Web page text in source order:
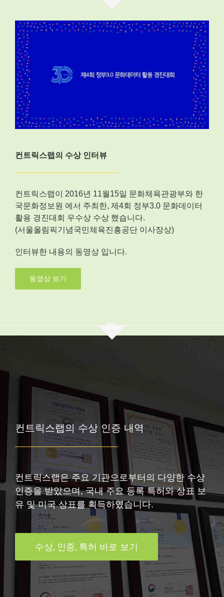
컨트릭스랩의 수상 인터뷰
컨트릭스랩이 2016년 11월15일 문화체육관광부와 한
국문화정보원 에서 주최한, 제4회 정부3.0 문화데이터
활용 경진대회 우수상 수상 했습니다.
(서울올림픽기념국민체육진흥공단 이사장상)
인터뷰한 내용의 동영상 입니다.
동영상 보기
컨트릭스랩의 수상 인증 내역
컨트릭스랩은 주요 기관으로부터의 다양한 수상
인증을 받았으며, 국내 주요 등록 특허와 상표 보
유 및 미국 상표를 획득하였습니다.
수상, 인증, 특허 바로 보기